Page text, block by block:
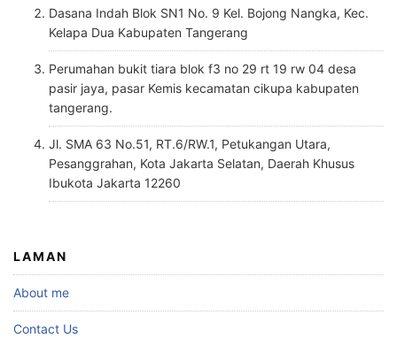
Dasana Indah Blok SN1 No. 9 Kel. Bojong Nangka, Kec.
Kelapa Dua Kabupaten Tangerang
Perumahan bukit tiara blok f3 no 29 rt 19 rw 04 desa
pasir jaya, pasar Kemis kecamatan cikupa kabupaten
tangerang.
Jl. SMA 63 No.51, RT.6/RW.1, Petukangan Utara,
Pesanggrahan, Kota Jakarta Selatan, Daerah Khusus
Ibukota Jakarta 12260
LAMAN
About me
Contact Us